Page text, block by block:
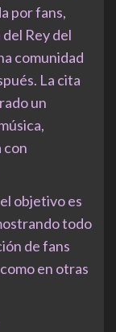
por fans,
Rey del
comunidad
La cita
un
con
objetivo es
todo
de fans
en otras